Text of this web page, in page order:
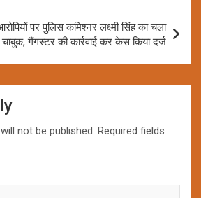
पर पुलिस कमिश्नर लक्ष्मी सिंह का चला
चाबुक, गैंगस्टर की कार्रवाई कर केस किया दर्ज
not be published. Required fields